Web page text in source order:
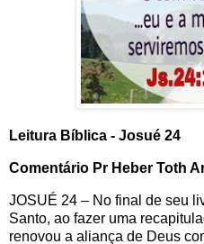
Leitura Bíblica - Josué 24
Comentário Pr Heber Toth
JOSUÉ 24 – No final de seu
Santo, ao fazer uma
renovou a aliança de Deus